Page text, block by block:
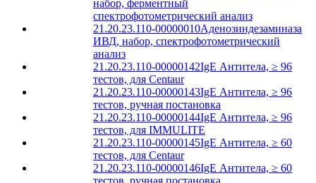
набор, ферментный
спектрофотометрический анализ
21.20.23.110-00000010Аденозиндезаминаза
ИВД, набор, спектрофотометрический
анализ
21.20.23.110-00000142IgE Антитела, ≥ 96
тестов, для Centaur
21.20.23.110-00000143IgE Антитела, ≥ 96
тестов, ручная постановка
21.20.23.110-00000144IgE Антитела, ≥ 96
тестов, для IMMULITE
21.20.23.110-00000145IgE Антитела, ≥ 60
тестов, для Centaur
21.20.23.110-00000146IgE Антитела, ≥ 60
тестов, ручная постановка